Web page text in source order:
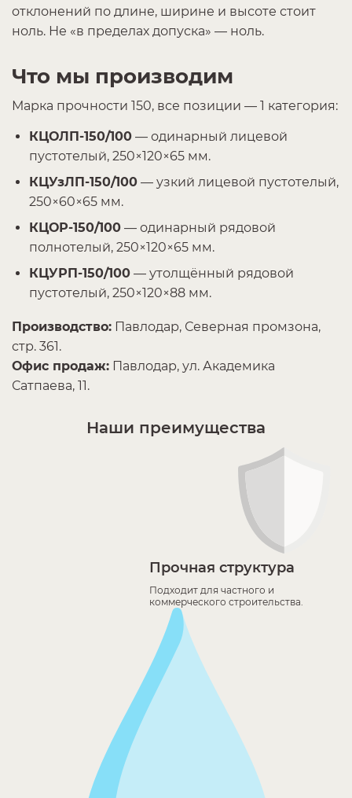
отклонений по длине, ширине и высоте стоит
ноль. Не «в пределах допуска» — ноль.
Что мы производим
Марка прочности 150, все позиции — 1 категория:
КЦОЛП-150/100 — одинарный лицевой
пустотелый, 250×120×65 мм.
КЦУзЛП-150/100 — узкий лицевой пустотелый,
250×60×65 мм.
КЦОР-150/100 — одинарный рядовой
полнотелый, 250×120×65 мм.
КЦУРП-150/100 — утолщённый рядовой
пустотелый, 250×120×88 мм.
Производство: Павлодар, Северная промзона,
стр. 361.
Офис продаж: Павлодар, ул. Академика
Сатпаева, 11.
Наши преимущества
Прочная структура
Подходит для частного и
коммерческого строительства.